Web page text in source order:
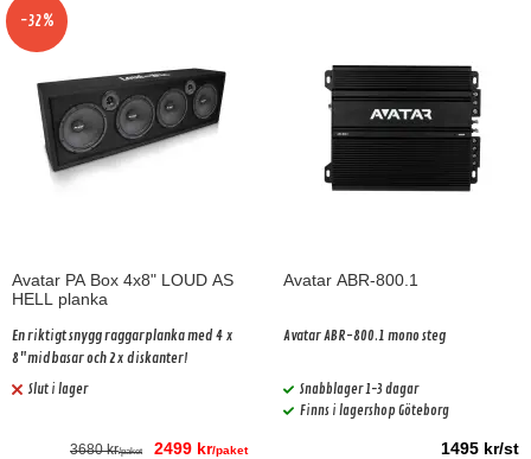
-32%
Avatar PA Box 4x8" LOUD AS
HELL planka
En riktigt snygg raggarplanka med 4 x
8"midbasar och 2x diskanter!
Slut i lager
3680 kr/paket 2499 kr/paket
Avatar ABR-800.1
Avatar ABR-800.1 mono steg
Snabblager 1-3 dagar
Finns i lagershop Göteborg
1495 kr/st